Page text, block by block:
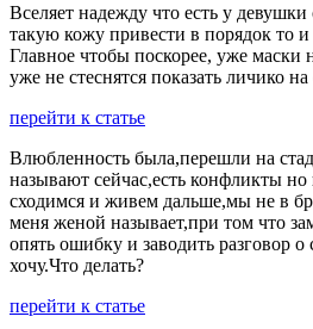
Вселяет надежду что есть у
такую кожу привести в порядок то
Главное чтобы поскорее, уже маски
уже не стеснятся показать личико
перейти к статье
Влюбленность была,перешли на
называют сейчас,есть конфликты
сходимся и живем дальше,мы не в
меня женой называет,при том что
опять ошибку и заводить разговор о
хочу.Что делать?
перейти к статье